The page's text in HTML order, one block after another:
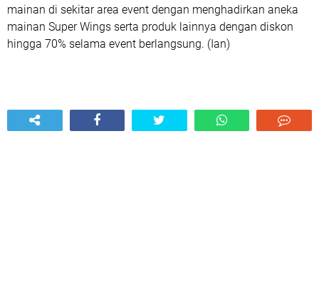
mainan di sekitar area event dengan menghadirkan aneka
mainan Super Wings serta produk lainnya dengan diskon
hingga 70% selama event berlangsung. (Ian)